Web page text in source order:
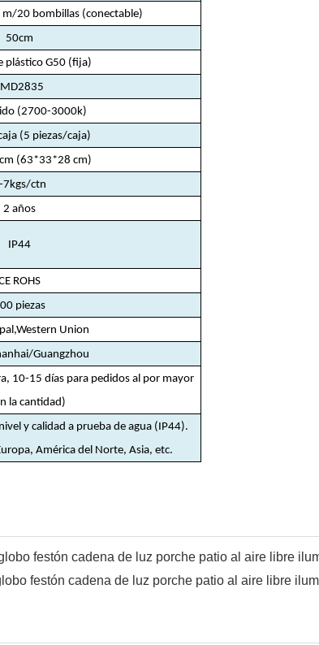
20 bombillas (conectable)
50cm
plástico G50 (fija)
(2700-3000k)
(5 piezas/caja)
(63*33*28 cm)
7kgs/ctn
2 años
IP44
ROHS
piezas
Union
Guangzhou
10-15 días para pedidos al por mayor
la cantidad)
y calidad a prueba de agua (IP44).
América del Norte, Asia, etc.